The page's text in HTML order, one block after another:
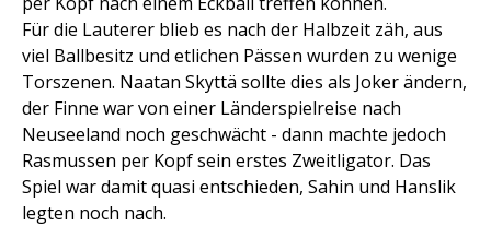
Für die Lauterer blieb es nach der Halbzeit zäh, aus
viel Ballbesitz und etlichen Pässen wurden zu wenige
Torszenen. Naatan Skyttä sollte dies als Joker ändern,
der Finne war von einer Länderspielreise nach
Neuseeland noch geschwächt - dann machte jedoch
Rasmussen per Kopf sein erstes Zweitligator. Das
Spiel war damit quasi entschieden, Sahin und Hanslik
legten noch nach.